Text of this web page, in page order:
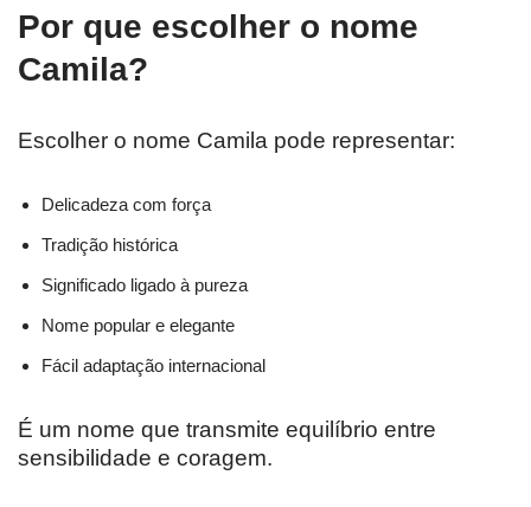
Por que escolher o nome
Camila?
Escolher o nome Camila pode representar:
Delicadeza com força
Tradição histórica
Significado ligado à pureza
Nome popular e elegante
Fácil adaptação internacional
É um nome que transmite equilíbrio entre
sensibilidade e coragem.